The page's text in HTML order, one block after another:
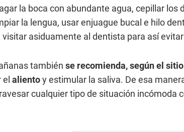
la boca con abundante agua, cepillar los
la lengua, usar enjuague bucal e hilo
asiduamente al dentista para así
también se recomienda, según el sitio
alientoy estimular la saliva. De esa
cualquier tipo de situación incómoda